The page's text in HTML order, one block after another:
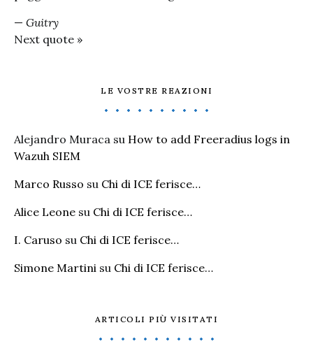
— Guitry
Next quote »
LE VOSTRE REAZIONI
Alejandro Muraca su How to add Freeradius logs in
Wazuh SIEM
Marco Russo su Chi di ICE ferisce…
Alice Leone su Chi di ICE ferisce…
I. Caruso su Chi di ICE ferisce…
Simone Martini su Chi di ICE ferisce…
ARTICOLI PIÙ VISITATI